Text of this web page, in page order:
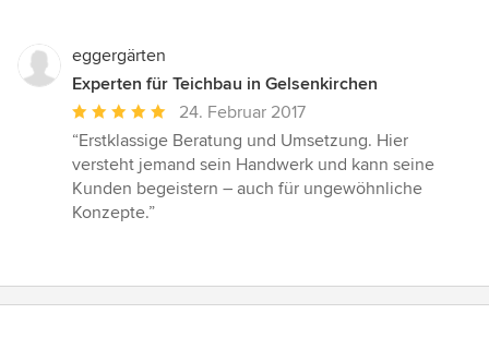
eggergärten
Experten für Teichbau in Gelsenkirchen
Durchschnittliche
Bewertung:
5
von
5
24. Februar 2017
“Erstklassige Beratung und Umsetzung. Hier
versteht jemand sein Handwerk und kann seine
Kunden begeistern – auch für ungewöhnliche
Konzepte.”